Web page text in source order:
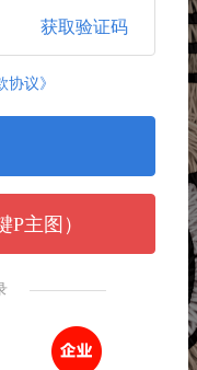
获取验证码
协议》
主图）